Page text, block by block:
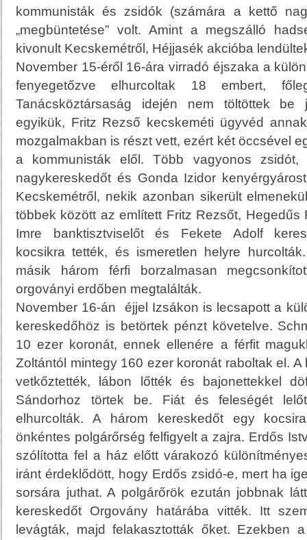
kommunisták és zsidók (számára a kettő
„megbüntetése” volt. Amint a megszálló
kivonult Kecskemétről, Héjjasék akcióba
November 15-éről 16-ára virradó éjszaka a
fenyegetőzve elhurcoltak 18 embert,
Tanácsköztársaság idején nem töltöttek be
egyikük, Fritz Rezső kecskeméti ügyvéd
mozgalmakban is részt vett, ezért két öccsével
a kommunisták elől. Több vagyonos zsidót,
nagykereskedőt és Gonda Izidor
Kecskemétről, nekik azonban sikerült
többek között az említett Fritz Rezsőt, Hegedűs
Imre banktisztviselőt és Fekete Adolf
kocsikra tették, és ismeretlen helyre
másik három férfi borzalmasan
orgoványi erdőben megtalálták.
November 16-án éjjel Izsákon is lecsapott a
kereskedőhöz is betörtek pénzt követelve.
10 ezer koronát, ennek ellenére a férfit
Zoltántól mintegy 160 ezer koronát raboltak el.
vetkőztették, lábon lőtték és bajonettekkel
Sándorhoz törtek be. Fiát és feleségét
elhurcolták. A három kereskedőt egy
önkéntes polgárőrség felfigyelt a zajra. Erdős
szólította fel a ház előtt várakozó
iránt érdeklődött, hogy Erdős zsidó-e, mert ha
sorsára juthat. A polgárőrök ezután jobbnak
kereskedőt Orgovány határába vitték. Itt
levágták, majd felakasztották őket. Ezekben